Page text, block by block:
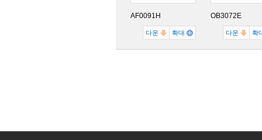
AF0091H
다운 확대
OB3072E
다운 확